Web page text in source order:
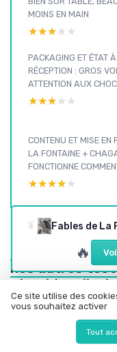
MOINS EN MAIN
★★★★★
★★★★★
PACKAGING ET ÉTAT
RÉCEPTION : GROS
ATTENTION AUX
★★★★★
★★★★★
CONTENU ET MISE EN
LA FONTAINE +
FONCTIONNE
★★★★★
★★★★★
Beaux livres :
nos autres
et guides
Fables de
🔥
Ce site utilise des
vous souhaitez activer
Tout